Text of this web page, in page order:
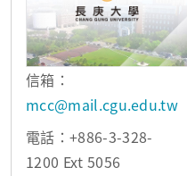
信箱：
mcc@mail.cgu.edu.tw
電話：+886-3-328-
1200 Ext 5056